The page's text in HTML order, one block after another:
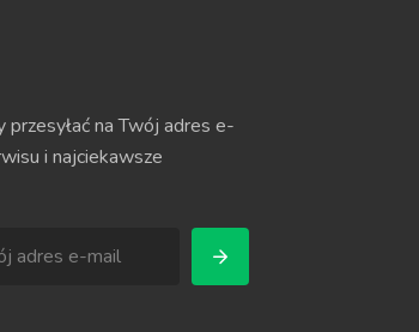
przesyłać na Twój adres e-
i najciekawsze